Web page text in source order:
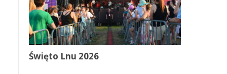
Święto Lnu 2026